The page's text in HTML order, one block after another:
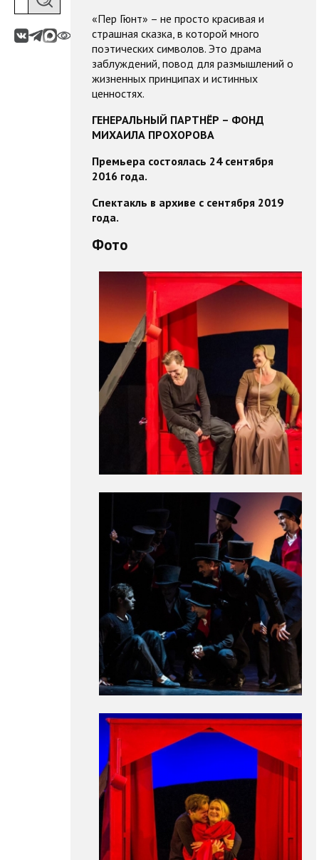
«Пер Гюнт» – не просто красивая и
страшная сказка, в которой много
поэтических символов. Это драма
заблуждений, повод для размышлений о
жизненных принципах и истинных
ценностях.
ГЕНЕРАЛЬНЫЙ ПАРТНЁР – ФОНД
МИХАИЛА ПРОХОРОВА
Премьера состоялась 24 сентября
2016 года.
Спектакль в архиве с сентября 2019
года.
Фото